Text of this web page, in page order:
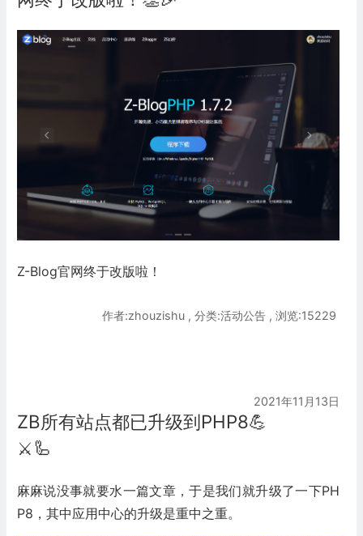
Z-Blog官网终于改版啦！
作者:zhouzishu , 分类:活动公告 , 浏览:15229
2021年11月13日
ZB所有站点都已升级到PHP8💪
⚔️🦾
麻麻说没事就要水一篇文章，于是我们就升级了一下PH
P8，其中应用中心的升级是重中之重。